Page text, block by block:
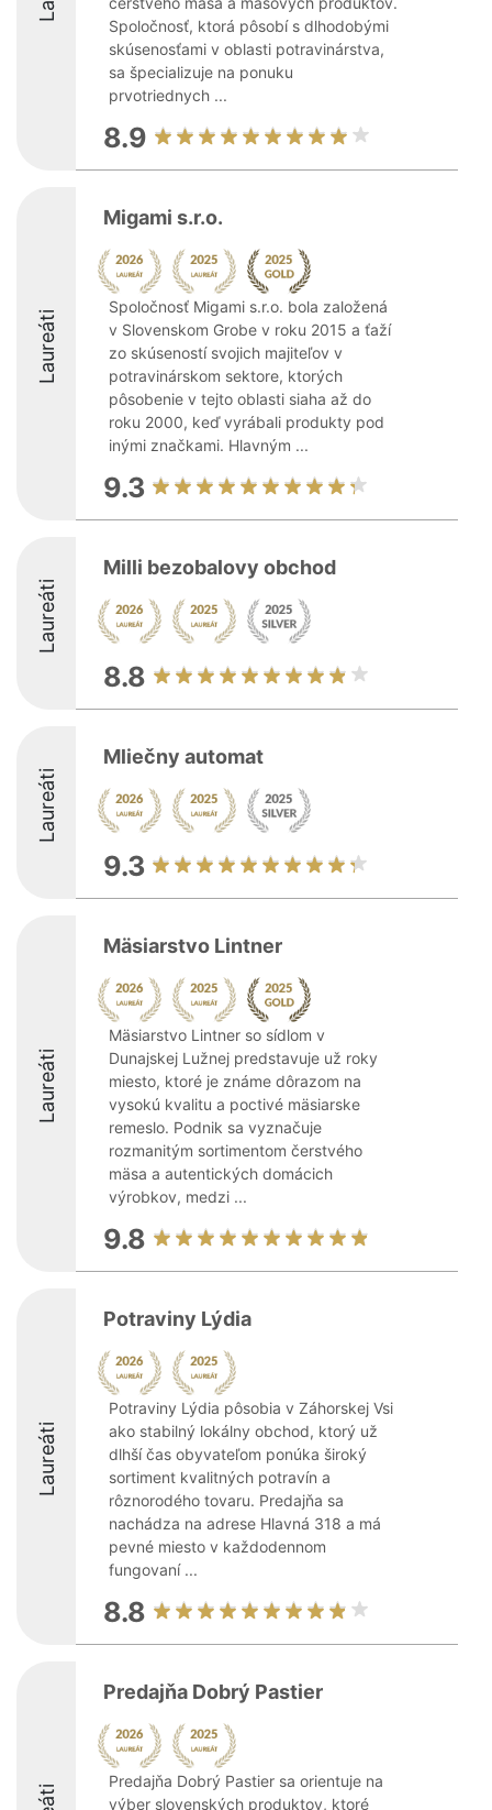
Spoločnosť, ktorá pôsobí s dlhodobými
skúsenosťami v oblasti potravinárstva,
sa špecializuje na ponuku
prvotriednych ...
8.9
Laureáti
Migami s.r.o.
Spoločnosť Migami s.r.o. bola založená
v Slovenskom Grobe v roku 2015 a ťaží
zo skúseností svojich majiteľov v
potravinárskom sektore, ktorých
pôsobenie v tejto oblasti siaha až do
roku 2000, keď vyrábali produkty pod
inými značkami. Hlavným ...
9.3
Laureáti
Milli bezobalovy obchod
8.8
Laureáti
Mliečny automat
9.3
Laureáti
Mäsiarstvo Lintner
Mäsiarstvo Lintner so sídlom v
Dunajskej Lužnej predstavuje už roky
miesto, ktoré je známe dôrazom na
vysokú kvalitu a poctivé mäsiarske
remeslo. Podnik sa vyznačuje
rozmanitým sortimentom čerstvého
mäsa a autentických domácich
výrobkov, medzi ...
9.8
Laureáti
Potraviny Lýdia
Potraviny Lýdia pôsobia v Záhorskej Vsi
ako stabilný lokálny obchod, ktorý už
dlhší čas obyvateľom ponúka široký
sortiment kvalitných potravín a
rôznorodého tovaru. Predajňa sa
nachádza na adrese Hlavná 318 a má
pevné miesto v každodennom
fungovaní ...
8.8
Predajňa Dobrý Pastier
Predajňa Dobrý Pastier sa orientuje na
výber slovenských produktov, ktoré